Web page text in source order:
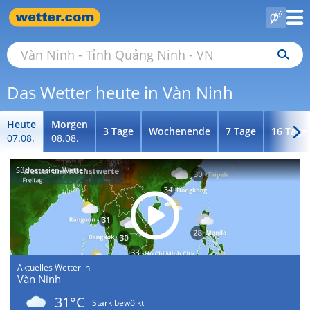
Das Wetter heute in Vàn Ninh
Heute
07.08.
Morgen
08.08.
3 Tage Wochenende 7 Tage 16 Tage
Südostasien-Wetter
Aktuelles Wetter in
Vàn Ninh
31°C
Stark bewölkt